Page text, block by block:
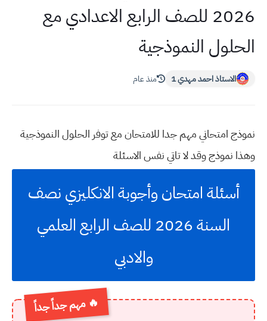
2026 للصف الرابع الاعدادي مع
الحلول النموذجية
الاستاذ احمد مهدي 1 منذ عام
نموذج امتحاني مهم جدا للامتحان مع توفر الحلول النموذجية
وهذا نموذج وقد لا تاتي نفس الاسئلة
أسئلة امتحان وأجوبة الانكليزي نصف
السنة 2026 للصف الرابع العلمي
والادبي
🔥 مهم جداً جداً